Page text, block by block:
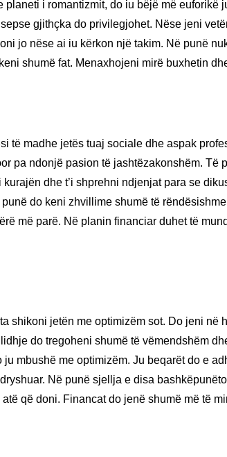
planeti i romantizmit, do iu bëjë më euforikë
gjithçka do privilegjohet. Nëse jeni
jo nëse ai iu kërkon një takim. Në punë
shumë fat. Menaxhojeni mirë buxhetin
të madhe jetës tuaj sociale dhe aspak
pa ndonjë pasion të jashtëzakonshëm. Të
dhe t’i shprehni ndjenjat para se
do keni zhvillime shumë të
më parë. Në planin financiar duhet të
shikoni jetën me optimizëm sot. Do jeni në
do tregoheni shumë të vëmendshëm
ju mbushë me optimizëm. Ju beqarët do e
Në punë sjellja e disa
që doni. Financat do jenë shumë më të